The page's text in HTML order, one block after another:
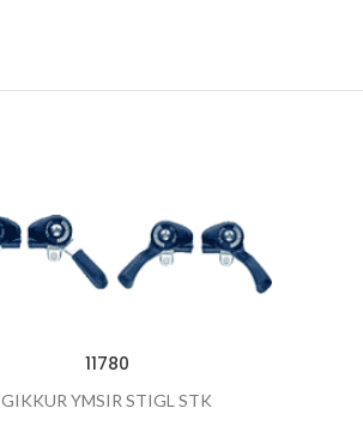
11780
GIKKUR YMSIR STIGL STK